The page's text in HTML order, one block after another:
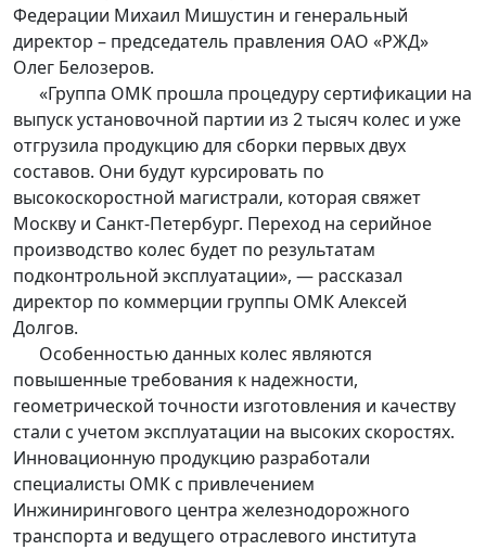
Федерации Михаил Мишустин и генеральный
директор – председатель правления ОАО «РЖД»
Олег Белозеров.
«Группа ОМК прошла процедуру сертификации на
выпуск установочной партии из 2 тысяч колес и уже
отгрузила продукцию для сборки первых двух
составов. Они будут курсировать по
высокоскоростной магистрали, которая свяжет
Москву и Санкт-Петербург. Переход на серийное
производство колес будет по результатам
подконтрольной эксплуатации», — рассказал
директор по коммерции группы ОМК Алексей
Долгов.
Особенностью данных колес являются
повышенные требования к надежности,
геометрической точности изготовления и качеству
стали с учетом эксплуатации на высоких скоростях.
Инновационную продукцию разработали
специалисты ОМК с привлечением
Инжинирингового центра железнодорожного
транспорта и ведущего отраслевого института